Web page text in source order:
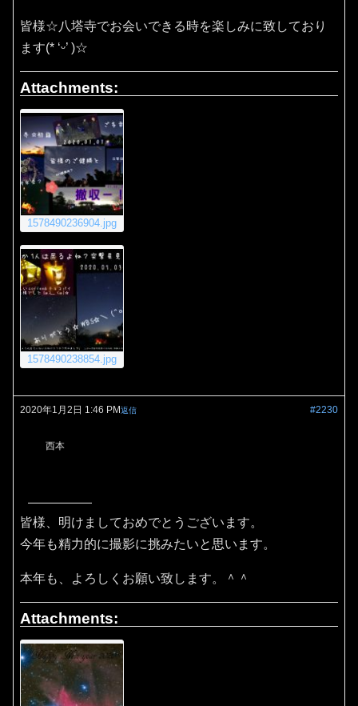
皆様☆八塔寺でお会いできる時を楽しみに致しており
ます(* ‘ᵕ’ )☆
Attachments:
1578490236904.jpg
1578490238854.jpg
2020年1月2日 1:46 PM #2230
返信
西本
皆様、明けましておめでとうございます。
今年も精力的に撮影に挑みたいと思います。
本年も、よろしくお願い致します。＾＾
Attachments: